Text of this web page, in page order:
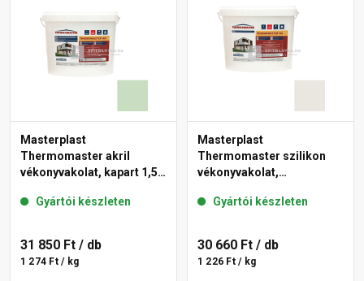
Masterplast
Thermomaster akril
vékonyvakolat, kapart 1,5
Gyártói készleten
31 850 Ft / db
1 274 Ft / kg
Masterplast
Thermomaster szilikon
vékonyvakolat,
45-F 25 kg
Gyártói készleten
30 660 Ft / db
1 226 Ft / kg